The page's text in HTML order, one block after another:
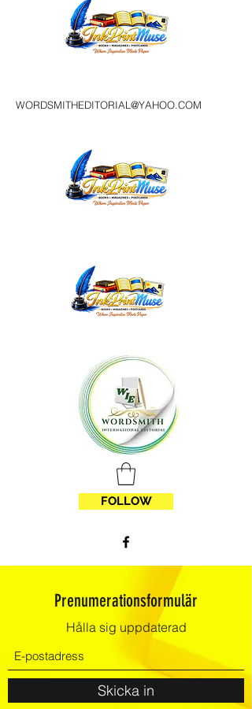
WORDSMITHEDITORIAL@YAHOO.COM
FOLLOW
Prenumerationsformulär
Hålla sig uppdaterad
Skicka in